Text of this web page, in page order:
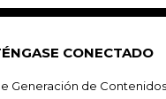
CONECTADO
Generación de Contenidos